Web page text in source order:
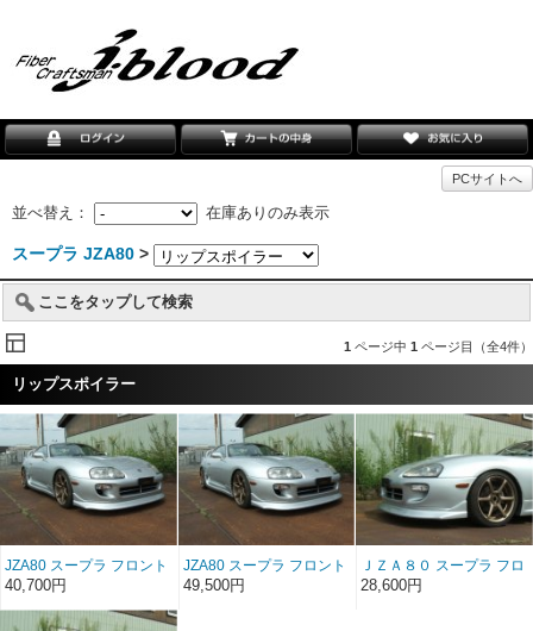
PCサイトへ
並べ替え： 在庫ありのみ表示
スープラ JZA80 >
ここをタップして検索
1 ページ中 1 ページ目（全4件）
リップスポイラー
JZA80 スープラ フロント
リップスポイラー ・アン
FRP（前/後期）
40,700円
JZA80 スープラ フロント
リップスポイラー・アン
49,500円
ＪＺＡ８０ スープラ フロ
ントリップスポイラー
28,600円